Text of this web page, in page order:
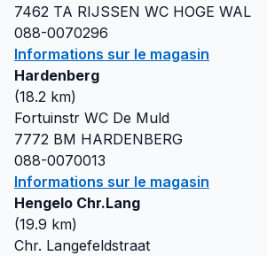
7462 TA RIJSSEN WC HOGE WAL
088-0070296
Informations sur le magasin
Hardenberg
(18.2 km)
Fortuinstr WC De Muld
7772 BM HARDENBERG
088-0070013
Informations sur le magasin
Hengelo Chr.Lang
(19.9 km)
Chr. Langefeldstraat